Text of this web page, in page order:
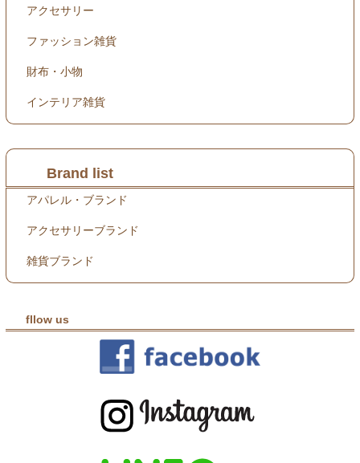
アクセサリー
ファッション雑貨
財布・小物
インテリア雑貨
Brand list
アパレル・ブランド
アクセサリーブランド
雑貨ブランド
fllow us